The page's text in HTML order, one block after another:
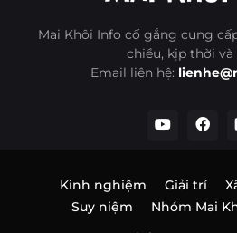
Mai Khôi Info cố gắng cung
chiều, kịp thời và
Email liên hệ:
Kinh nghiệm Giải trí
Suy niệm
Nhóm Mai